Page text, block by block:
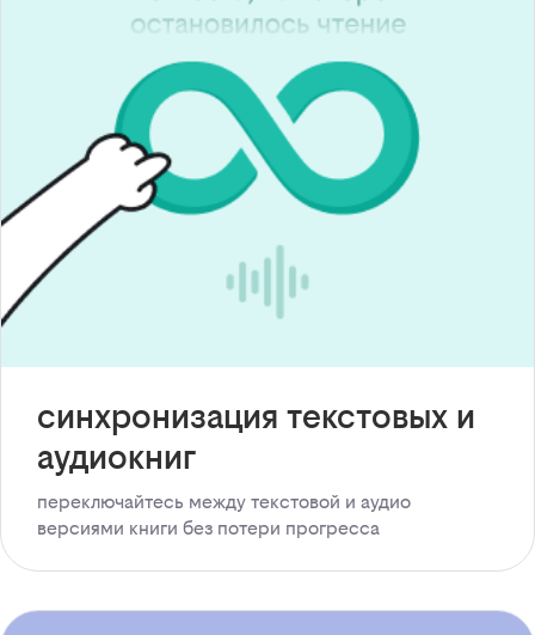
синхронизация текстовых и
аудиокниг
переключайтесь между текстовой и аудио
версиями книги без потери прогресса